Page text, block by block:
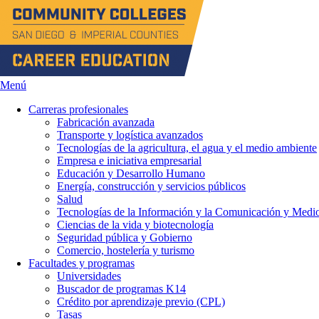
Menú
Carreras profesionales
Fabricación avanzada
Transporte y logística avanzados
Tecnologías de la agricultura, el agua y el medio ambiente
Empresa e iniciativa empresarial
Educación y Desarrollo Humano
Energía, construcción y servicios públicos
Salud
Tecnologías de la Información y la Comunicación y
Ciencias de la vida y biotecnología
Seguridad pública y Gobierno
Comercio, hostelería y turismo
Facultades y programas
Universidades
Buscador de programas K14
Crédito por aprendizaje previo (CPL)
Tasas